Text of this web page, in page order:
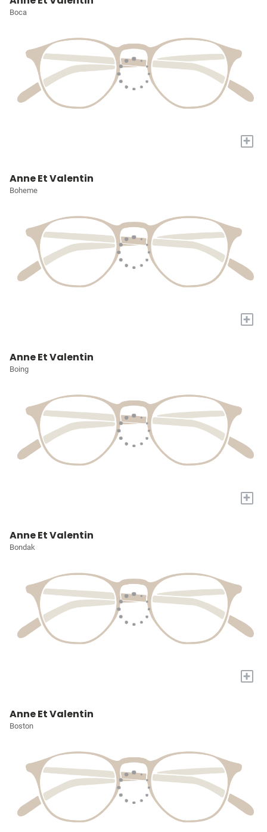
Boca
+
Anne Et Valentin
Boheme
+
Anne Et Valentin
Boing
+
Anne Et Valentin
Bondak
+
Anne Et Valentin
Boston